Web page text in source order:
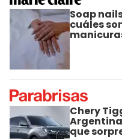
Soap
cuáles
Chery
que